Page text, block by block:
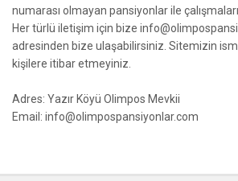
numarası olmayan pansiyonlar ile
Her türlü iletişim için bize
adresinden bize ulaşabilirsiniz. Sitemizin
kişilere itibar etmeyiniz.
Adres: Yazır Köyü Olimpos Mevkii
Email: info@olimpospansiyonlar.com